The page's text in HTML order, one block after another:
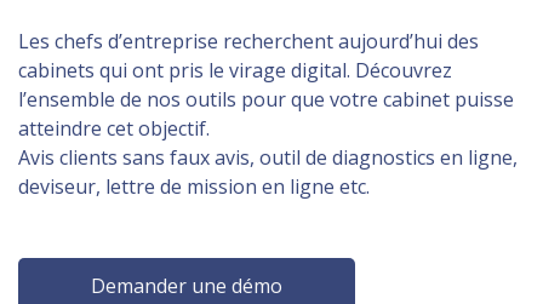
Les chefs d’entreprise recherchent aujourd’hui des
cabinets qui ont pris le virage digital. Découvrez
l’ensemble de nos outils pour que votre cabinet puisse
atteindre cet objectif.
Avis clients sans faux avis, outil de diagnostics en ligne,
deviseur, lettre de mission en ligne etc.
Demander une démo